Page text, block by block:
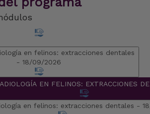
en felinos: extracciones dentales
- 18/09/2026
01 - Cirugía y radiología en felinos: extracciones dentales -